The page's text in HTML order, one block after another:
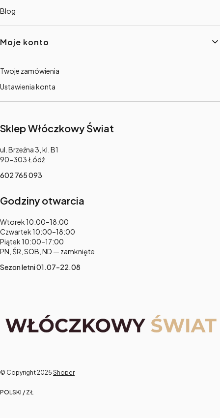
Blog
Moje konto
Twoje zamówienia
Ustawienia konta
Sklep Włóczkowy Świat
Adres:
ul. Brzeźna 3, kl. B1
90-303 Łódź
602 765 093
Godziny otwarcia
Adres:
Wtorek 10:00–18:00
Czwartek 10:00–18:00
Piątek 10:00–17:00
PN, ŚR, SOB, ND — zamknięte
Sezon letni 01.07–22.08
© Copyright 2025 Shoper
POLSKI / ZŁ